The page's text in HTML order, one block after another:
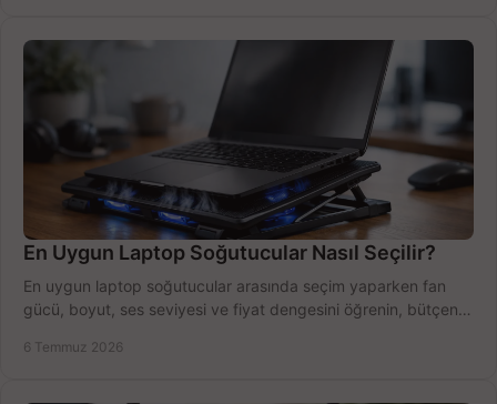
En Uygun Laptop Soğutucular Nasıl Seçilir?
En uygun laptop soğutucular arasında seçim yaparken fan
gücü, boyut, ses seviyesi ve fiyat dengesini öğrenin, bütçenizi
6 Temmuz 2026